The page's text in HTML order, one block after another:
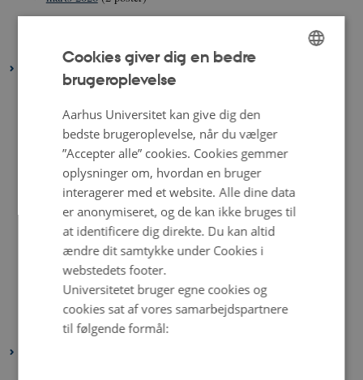
februar 2026(3 poster)
december 2025
(1 post)
november 2025(2 poster)
oktober 2025(6 poster)
september 2025 (1 post)
august 2025
(2 poster)
juni 2025(2 poster)
maj 2025(1 post)
april 2025(2 poster)
(2 poster)
februar 2025(2 poster)
januar 2025(2 poster)
Cookies giver dig en bedre
brugeroplevelse
Aarhus Universitet kan give dig den
bedste brugeroplevelse, når du vælger
”Accepter alle” cookies. Cookies gemmer
oplysninger om, hvordan en bruger
interagerer med et website. Alle dine data
er anonymiseret, og de kan ikke bruges til
at identificere dig direkte. Du kan altid
ændre dit samtykke under Cookies i
webstedets footer.
Universitetet bruger egne cookies og
cookies sat af vores samarbejdspartnere
til følgende formål: